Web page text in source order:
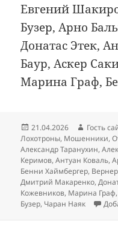
Евгений
Бузер, Арно
Донатас Этек,
Баур, Аскер
Марина Граф,
Опубликовано
21.04.2026 Автор
Гость
Лохотроны, Мошенники,
Александр Таранухин,
Керимов,Антуан Коваль,
Бенни Хаймбергер,
Дмитрий Макаренко,
Кожевников, Марина Граф,
Бузер, Чаран Наяк